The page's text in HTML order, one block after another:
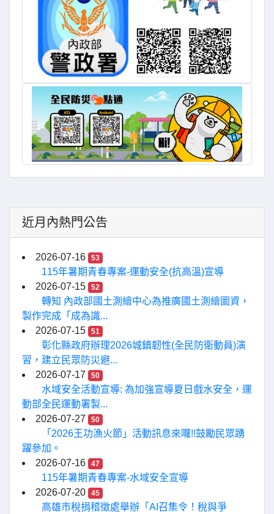
近月內熱門公告
2026-07-16 53
115年暑期青春專案-運動安全(抗高溫)宣導
2026-07-15
52
轉知 內政部國土測繪中心為推廣國土測繪圖資，
製作完成「成為識...
2026-07-15
51
彰化縣政府辦理2026城鎮韌性(全民防衛動員)演
習，建立民眾防災避...
2026-07-17
50
水域安全活動宣導: 為加強宣導夏日戲水安全，運
動部全民運動署製...
2026-07-27
50
「2026王功漁火節」活動訊息來囉!!鼓勵民眾踴
躍參加。
2026-07-16
47
115年暑期青春專案-水域安全宣導
2026-07-20
45
高雄市稅捐稽徵處舉辦「AI召集令！稅與爭